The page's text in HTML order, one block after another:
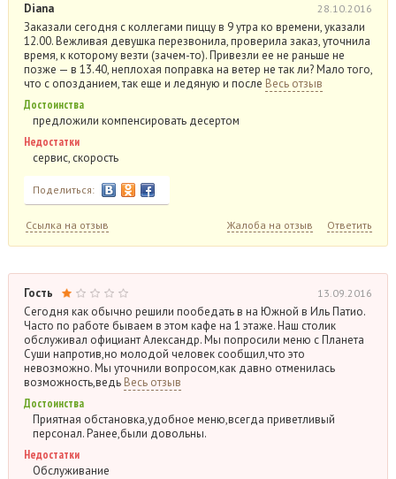
Diana 28.10.2016
Заказали сегодня с коллегами пиццу в 9 утра ко времени, указали
12.00. Вежливая девушка перезвонила, проверила заказ, уточнила
время, к которому везти (зачем-то). Привезли ее не раньше не
позже — в 13.40, неплохая поправка на ветер не так ли? Мало того,
что с опозданием, так еще и ледяную и после Весь отзыв
Достоинства
предложили компенсировать десертом
Недостатки
сервис, скорость
Поделиться:
Ссылка на отзыв Жалоба на отзыв Ответить
Гость 13.09.2016
Сегодня как обычно решили пообедать в на Южной в Иль Патио.
Часто по работе бываем в этом кафе на 1 этаже. Наш столик
обслуживал официант Александр. Мы попросили меню с Планета
Суши напротив,но молодой человек сообщил,что это
невозможно. Мы уточнили вопросом,как давно отменилась
возможность,ведь Весь отзыв
Достоинства
Приятная обстановка,удобное меню,всегда приветливый
персонал. Ранее,были довольны.
Недостатки
Обслуживание